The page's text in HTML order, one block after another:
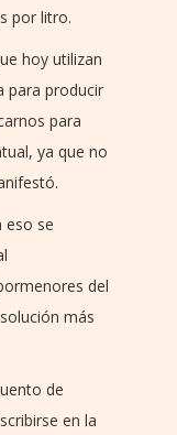
por litro.
hoy utilizan
para producir
para
ya que no
eso se
del
más
de
en la